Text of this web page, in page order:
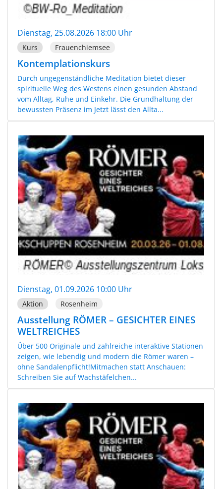
Dienstag, 25.08.2026 18:00 Uhr
Kurs Frauenchiemsee
Kontemplationskurs
Durch ungegenständliche Meditation bietet dieser
spirituelle Weg des Westens einen gesunden Abstand
vom Alltag, Ruhe und Einkehr. Die Grundhaltung der
bewussten Präsenz im Jetzt lässt den Allta...
Dienstag, 01.09.2026 10:00 Uhr
Aktion Rosenheim
Ausstellung RÖMER – GESICHTER EINES
WELTREICHES
Über 500 Originale und zahlreiche interaktive Stationen
zeigen, wie lebendig und modern die Römer waren –
ohne Sandalenpflicht!Mitmachen statt Anschauen:
Schreiben Sie auf Wachstäfelchen...